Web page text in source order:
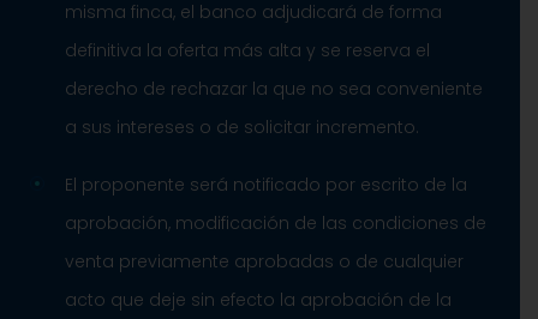
misma finca, el banco adjudicará de forma
definitiva la oferta más alta y se reserva el
derecho de rechazar la que no sea conveniente
a sus intereses o de solicitar incremento.
El proponente será notificado por escrito de la
aprobación, modificación de las condiciones de
venta previamente aprobadas o de cualquier
acto que deje sin efecto la aprobación de la